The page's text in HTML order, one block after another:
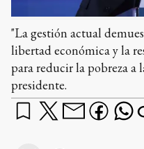
"La gestión actual
libertad económica y la
para reducir la pobreza a
presidente.